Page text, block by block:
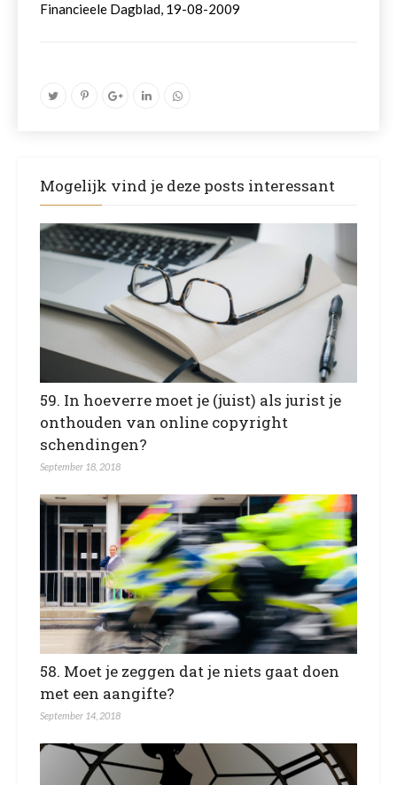
Financieele Dagblad, 19-08-2009
Mogelijk vind je deze posts interessant
59. In hoeverre moet je (juist) als jurist je
onthouden van online copyright
schendingen?
September 18, 2018
58. Moet je zeggen dat je niets gaat doen
met een aangifte?
September 14, 2018